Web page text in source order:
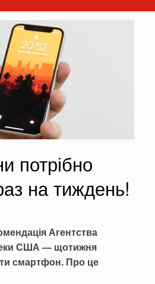
потрібно
на тиждень!
Агентства
США — щотижня
смартфон. Про це